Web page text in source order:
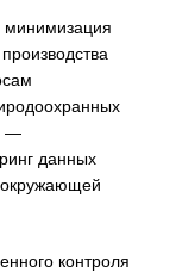
—
данных
окружающей
контроля